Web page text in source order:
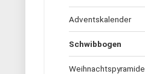
Adventskalender
Schwibbogen
Weihnachtspyramide